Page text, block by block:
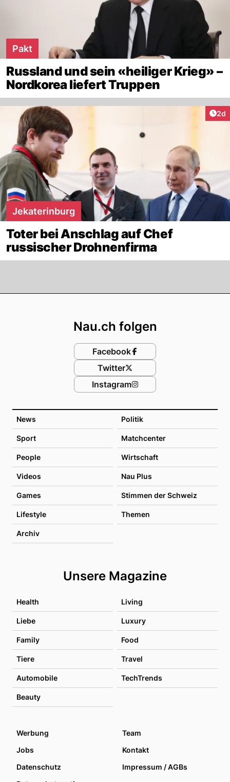
Pakt
Russland und sein «heiliger Krieg» –
Nordkorea liefert Truppen
2d
Jekaterinburg
Toter bei Anschlag auf Chef
russischer Drohnenfirma
News Politik
Sport Matchcenter
People Wirtschaft
Videos Nau Plus
Games Stimmen der Schweiz
Lifestyle Themen
Archiv
Unsere Magazine
Health Living
Liebe Luxury
Family Food
Tiere Travel
Automobile TechTrends
Beauty
Nau.ch folgen
Facebook
Twitter
Instagram
Werbung
Team
Jobs
Kontakt
Datenschutz
Impressum / AGBs